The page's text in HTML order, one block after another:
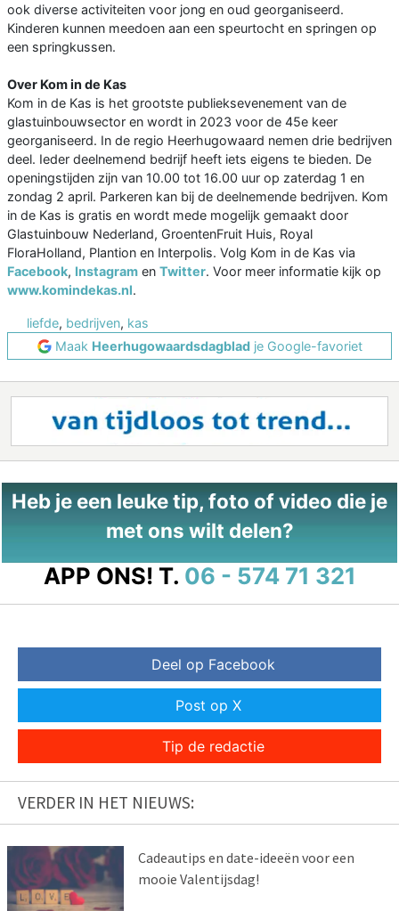
ook diverse activiteiten voor jong en oud georganiseerd.
Kinderen kunnen meedoen aan een speurtocht en springen op
een springkussen.
Over Kom in de Kas
Kom in de Kas is het grootste publieksevenement van de
glastuinbouwsector en wordt in 2023 voor de 45e keer
georganiseerd. In de regio Heerhugowaard nemen drie bedrijven
deel. Ieder deelnemend bedrijf heeft iets eigens te bieden. De
openingstijden zijn van 10.00 tot 16.00 uur op zaterdag 1 en
zondag 2 april. Parkeren kan bij de deelnemende bedrijven. Kom
in de Kas is gratis en wordt mede mogelijk gemaakt door
Glastuinbouw Nederland, GroentenFruit Huis, Royal
FloraHolland, Plantion en Interpolis. Volg Kom in de Kas via
Facebook, Instagram en Twitter. Voor meer informatie kijk op
www.komindekas.nl.
liefde, bedrijven, kas
Maak Heerhugowaardsdagbladje Google-favoriet
Heb je een leuke tip, foto of video die je
met ons wilt delen?
APP ONS! T. 06 - 574 71 321
Deel op Facebook
Post op X
Tip de redactie
VERDER IN HET NIEUWS:
Cadeautips en date-ideeën voor een
mooie Valentijsdag!